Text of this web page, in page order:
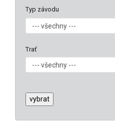
Typ závodu
Trať